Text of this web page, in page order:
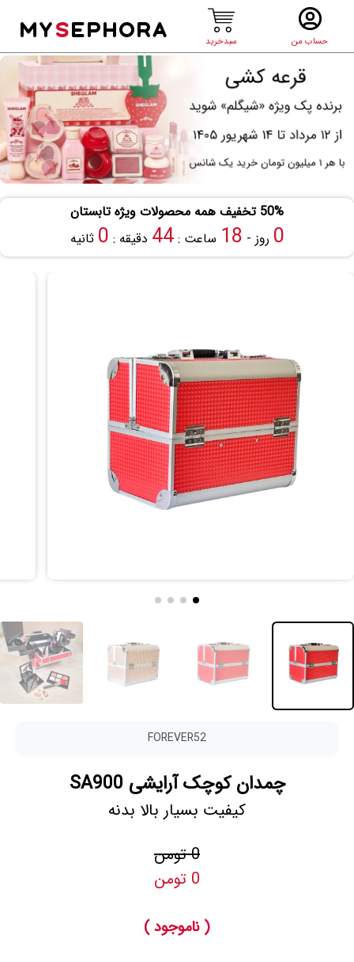
حساب من سبدخرید
MYSEPHORA
50% تخفیف همه محصولات ویژه تابستان
0 روز - 18 ساعت :44 دقیقه : 0 ثانیه
FOREVER52
چمدان کوچک آرایشی SA900
کیفیت بسیار بالا بدنه
0 تومن
0 تومن
( ناموجود )